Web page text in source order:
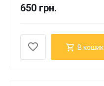
650 грн.
В кошик